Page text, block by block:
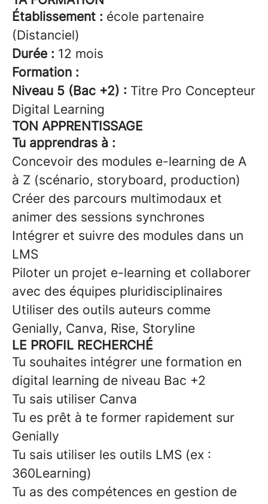
Établissement : école partenaire
(Distanciel)
Durée : 12 mois
Formation :
Niveau 5 (Bac +2) : Titre Pro Concepteur
Digital Learning
TON APPRENTISSAGE
Tu apprendras à :
Concevoir des modules e-learning de A
à Z (scénario, storyboard, production)
Créer des parcours multimodaux et
animer des sessions synchrones
Intégrer et suivre des modules dans un
LMS
Piloter un projet e-learning et collaborer
avec des équipes pluridisciplinaires
Utiliser des outils auteurs comme
Genially, Canva, Rise, Storyline
LE PROFIL RECHERCHÉ
Tu souhaites intégrer une formation en
digital learning de niveau Bac +2
Tu sais utiliser Canva
Tu es prêt à te former rapidement sur
Genially
Tu sais utiliser les outils LMS (ex :
360Learning)
Tu as des compétences en gestion de